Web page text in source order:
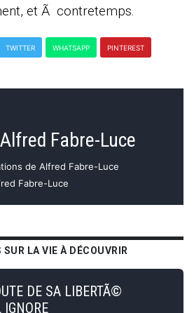
et Ã contretemps.
TWITTER WHATSAPP PINTEREST
Fabre-Luce
de Alfred Fabre-Luce
Fabre-Luce
LA VIE À DÉCOUVRIR
DE SA LIBERTÃ©
IGNORE